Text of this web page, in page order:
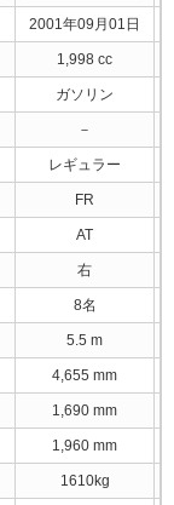
2001年09月01日
1,998 cc
ガソリン
－
レギュラー
FR
AT
右
8名
5.5 m
4,655 mm
1,690 mm
1,960 mm
1610kg